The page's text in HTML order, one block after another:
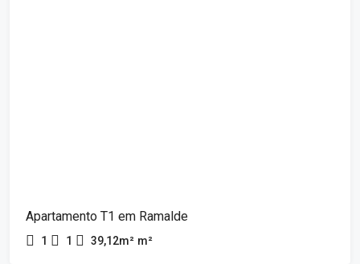
Apartamento T1 em Ramalde
1 1 39,12m² m²